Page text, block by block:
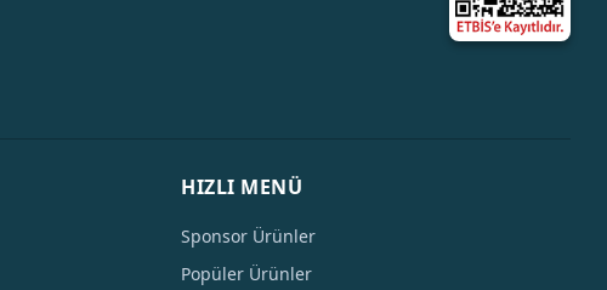
HIZLI MENÜ
Sponsor Ürünler
Popüler Ürünler